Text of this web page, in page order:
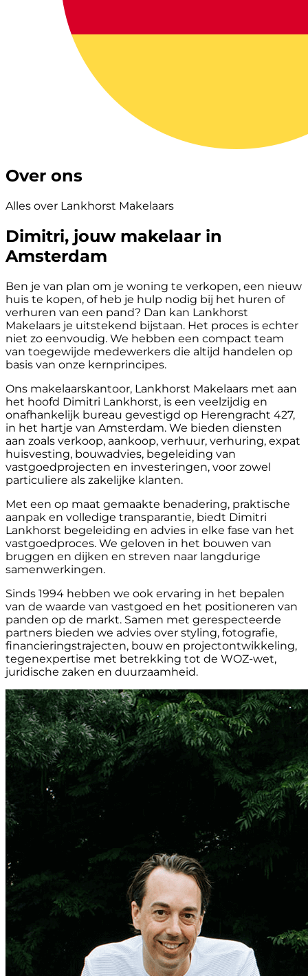
Over ons
Alles over Lankhorst Makelaars
Dimitri, jouw makelaar in
Amsterdam
Ben je van plan om je woning te verkopen, een nieuw
huis te kopen, of heb je hulp nodig bij het huren of
verhuren van een pand? Dan kan Lankhorst
Makelaars je uitstekend bijstaan. Het proces is echter
niet zo eenvoudig. We hebben een compact team
van toegewijde medewerkers die altijd handelen op
basis van onze kernprincipes.
Ons makelaarskantoor, Lankhorst Makelaars met aan
het hoofd Dimitri Lankhorst, is een veelzijdig en
onafhankelijk bureau gevestigd op Herengracht 427,
in het hartje van Amsterdam. We bieden diensten
aan zoals verkoop, aankoop, verhuur, verhuring, expat
huisvesting, bouwadvies, begeleiding van
vastgoedprojecten en investeringen, voor zowel
particuliere als zakelijke klanten.
Met een op maat gemaakte benadering, praktische
aanpak en volledige transparantie, biedt Dimitri
Lankhorst begeleiding en advies in elke fase van het
vastgoedproces. We geloven in het bouwen van
bruggen en dijken en streven naar langdurige
samenwerkingen.
Sinds 1994 hebben we ook ervaring in het bepalen
van de waarde van vastgoed en het positioneren van
panden op de markt. Samen met gerespecteerde
partners bieden we advies over styling, fotografie,
financieringstrajecten, bouw en projectontwikkeling,
tegenexpertise met betrekking tot de WOZ-wet,
juridische zaken en duurzaamheid.